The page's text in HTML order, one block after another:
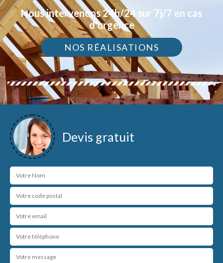
Nous intervenons 24h/24 sur 7j/7 en cas
d'urgence
NOS RÉALISATIONS
Devis gratuit